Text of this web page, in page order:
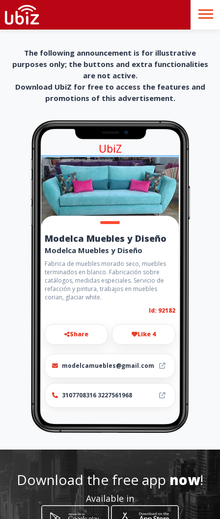
The following announcement is for illustrative
purposes only; the buttons and extra functionalities
are not active.
Download UbiZ for free to access the features and
promotions of this advertisement.
UbiZ
Modelca Muebles y Diseño
Modelca Muebles y Diseño
Fabrica de muebles morado seco, muebles
terminados en blanco. Fabricación sobre
catálogos, medidas especiales. Servicio de
refacción y pintura, trabajos en muebles
corian, glaciar white.
Id: 92182
Share Like 4
modelcamuebles@gmail.com
3107708316 3227561968
Location -
Download the free appnow!
Available in